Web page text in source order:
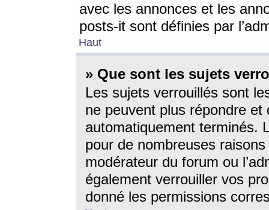
avec les annonces et les
posts-it sont définies par
Haut
» Que sont les sujets
Les sujets verrouillés sont
ne peuvent plus répondre
automatiquement terminés.
pour de nombreuses
modérateur du forum ou
également verrouiller vos
donné les permissions